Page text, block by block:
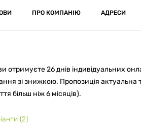
ПРО КОМПАНІЮ АДРЕСИ
отримуєте 26 днів індивідуальних
зі знижкою. Пропозиція актуальна
більш ніж 6 місяців).
(2)